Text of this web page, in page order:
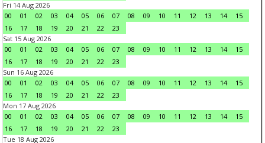
Fri 14 Aug 2026
00
01 02 03 04 05 06 07 08 09 10 11 12 13 14
15
16
17 18 19 20 21 22
23
Sat 15 Aug 2026
00
01 02 03 04 05 06 07 08 09 10 11 12 13 14
15
16
17 18 19 20 21 22
23
Sun 16 Aug 2026
00
01 02 03 04 05 06 07 08 09 10 11 12 13 14
15
16
17 18 19 20 21 22
23
Mon 17 Aug 2026
00
01 02 03 04 05 06 07 08 09 10 11 12 13 14
15
16
17 18 19 20 21 22
23
Tue 18 Aug 2026